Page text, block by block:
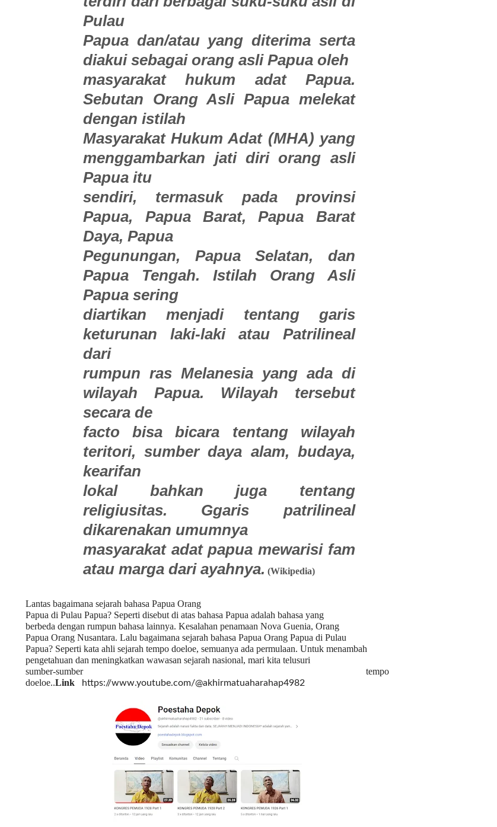
Pulau
Papua dan/atau yang diterima serta
diakui sebagai orang asli Papua oleh
masyarakat hukum adat Papua.
Sebutan Orang Asli Papua melekat
dengan istilah
Masyarakat Hukum Adat (MHA) yang
menggambarkan jati diri orang asli
Papua itu
sendiri, termasuk pada provinsi
Papua, Papua Barat, Papua Barat
Daya, Papua
Pegunungan, Papua Selatan, dan
Papua Tengah. Istilah Orang Asli
Papua sering
diartikan menjadi tentang garis
keturunan laki-laki atau Patrilineal
dari
rumpun ras Melanesia yang ada di
wilayah Papua. Wilayah tersebut
secara de
facto bisa bicara tentang wilayah
teritori, sumber daya alam, budaya,
kearifan
lokal bahkan juga tentang
religiusitas. Ggaris patrilineal
dikarenakan umumnya
masyarakat adat papua mewarisi fam
atau marga dari ayahnya. (Wikipedia)
Lantas bagaimana sejarah bahasa Papua Orang
Papua di Pulau Papua? Seperti disebut di atas bahasa Papua adalah bahasa yang
berbeda dengan rumpun bahasa lainnya. Kesalahan penamaan Nova Guenia, Orang
Papua Orang Nusantara. Lalu bagaimana sejarah bahasa Papua Orang Papua di Pulau
Papua? Seperti kata ahli sejarah tempo doeloe, semuanya ada permulaan. Untuk menambah
pengetahuan dan meningkatkan wawasan sejarah nasional, mari kita telusuri
sumber-sumber tempo
doeloe..Link https://www.youtube.com/@akhirmatuaharahap4982